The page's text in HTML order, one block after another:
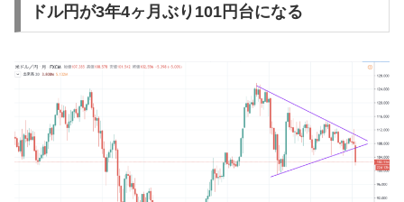
ドル円が3年4ヶ月ぶり101円台になる